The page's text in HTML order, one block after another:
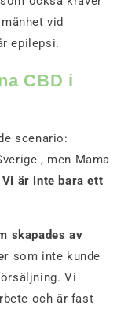
vid
epilepsi.
CBD i
scenario:
, men Mama
Vi är inte bara ett
skapades av
som inte kunde
Vi
och är fast